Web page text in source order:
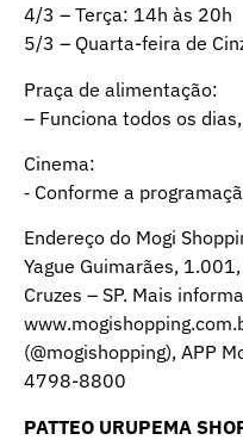
4/3 – Terça: 14h às 20h
5/3 – Quarta-feira de
Praça de alimentação:
– Funciona todos os
Cinema:
⁃ Conforme a
Endereço do Mogi
Yague Guimarães,
Cruzes – SP. Mais
(@mogishopping), APP
4798-8800
PATTEO URUPEMA